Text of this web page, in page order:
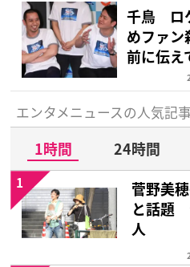
千鳥 ロ
めファ
前に伝え
エンタメニュースの人気記事
1時間 24時間
菅野美
と話題
人
1